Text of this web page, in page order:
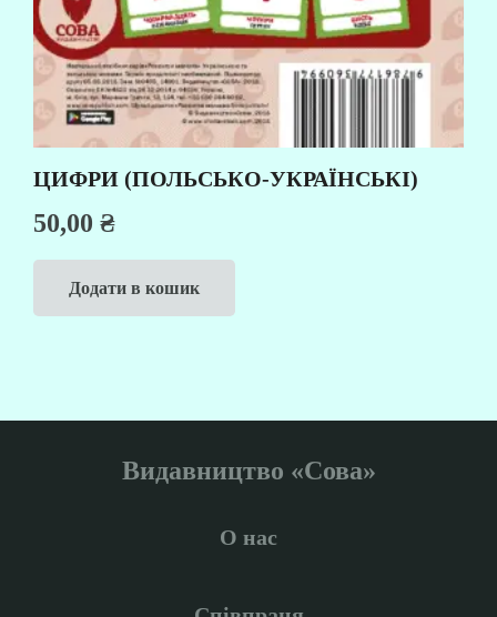
ЦИФРИ (ПОЛЬСЬКО-УКРАЇНСЬКІ)
50,00 ₴
Додати в кошик
Видавництво «Сова»
О нас